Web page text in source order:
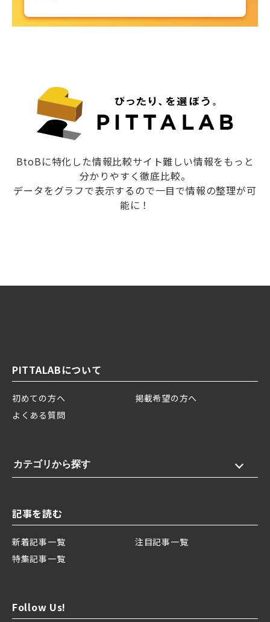
BtoBに特化した情報比較サイト難しい情報をもっと
分かりやすく徹底比較。
データをグラフで表示するので一目で情報の整理が可
能に！
PITTALABについて
初めての方へ
掲載希望の方へ
よくある質問
カテゴリから探す
記事を読む
新着記事一覧
注目記事一覧
特集記事一覧
Follow Us!